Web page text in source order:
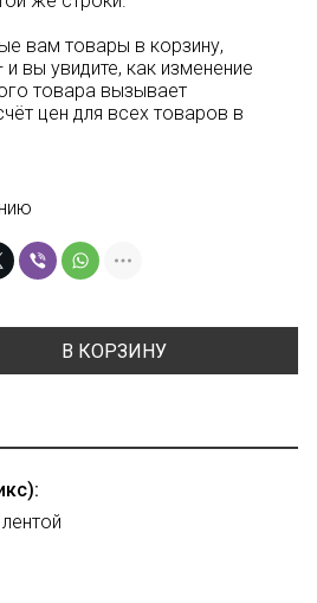
вам товары в корзину,
вы увидите, как изменение
товара вызывает
цен для всех товаров в
В КОРЗИНУ